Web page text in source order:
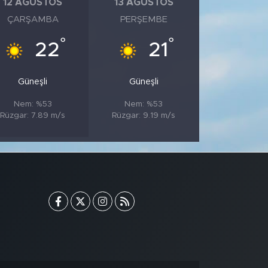
12 AĞUSTOS
ÇARŞAMBA
22°
Güneşli
Nem: %53
Rüzgar: 7.89 m/s
13 AĞUSTOS
PERŞEMBE
21 °
Güneşli
Nem: %53
Rüzgar: 9.19 m/s